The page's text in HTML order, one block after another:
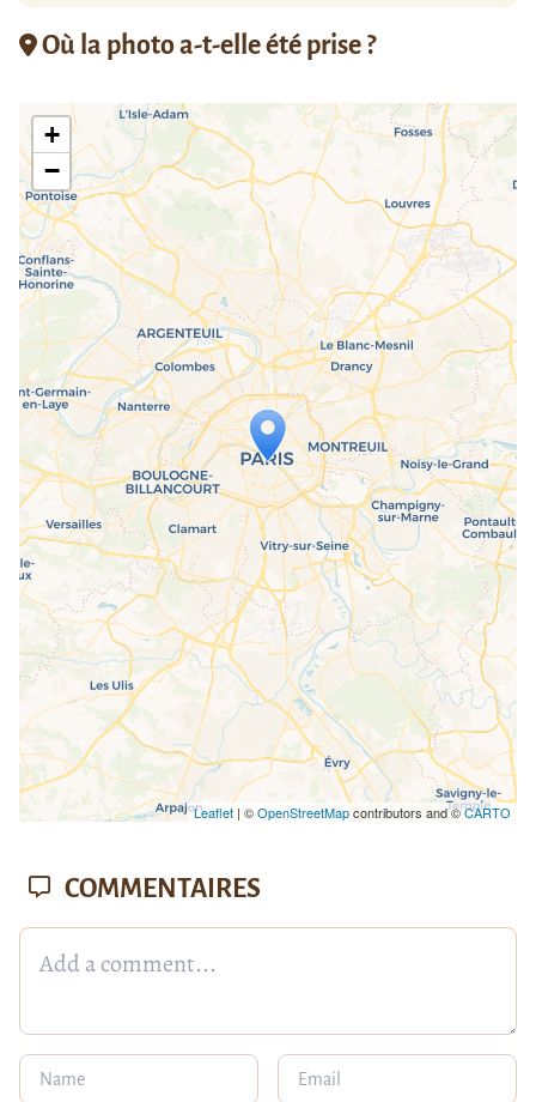
Où la photo a-t-elle été prise ?
Travelers' Map is loading...
If you see this after your page is
loaded completely, leafletJS files are
missing.
+
−
Leaflet| ©OpenStreetMapcontributors and ©CARTO
COMMENTAIRES